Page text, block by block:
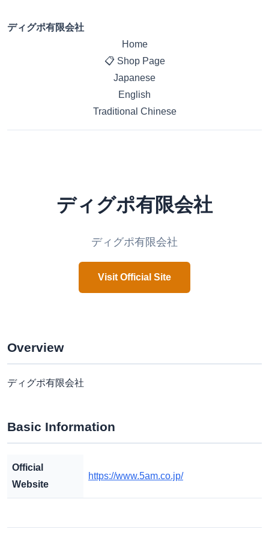
ディグポ有限会社
Home
📋 Shop Page
Japanese
English
Traditional Chinese
ディグポ有限会社
ディグポ有限会社
Visit Official Site
Overview
ディグポ有限会社
Basic Information
Official
Website
https://www.5am.co.jp/